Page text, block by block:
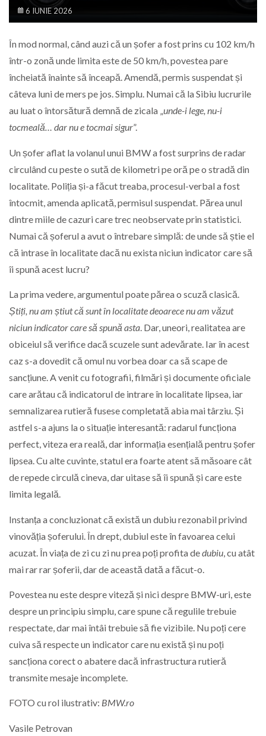
6 IUNIE 2026
În mod normal, când auzi că un șofer a fost prins cu 102 km/h
într-o zonă unde limita este de 50 km/h, povestea pare
încheiată înainte să înceapă. Amendă, permis suspendat și
câteva luni de mers pe jos. Simplu. Numai că la Sibiu lucrurile
au luat o întorsătură demnă de zicala „unde-i lege, nu-i
tocmeală… dar nu e tocmai sigur”.
Un șofer aflat la volanul unui BMW a fost surprins de radar
circulând cu peste o sută de kilometri pe oră pe o stradă din
localitate. Poliția și-a făcut treaba, procesul-verbal a fost
întocmit, amenda aplicată, permisul suspendat. Părea unul
dintre miile de cazuri care trec neobservate prin statistici.
Numai că șoferul a avut o întrebare simplă: de unde să știe el
că intrase în localitate dacă nu exista niciun indicator care să
îi spună acest lucru?
La prima vedere, argumentul poate părea o scuză clasică.
Știți, nu am știut că sunt în localitate deoarece nu am văzut
niciun indicator care să spună asta. Dar, uneori, realitatea are
obiceiul să verifice dacă scuzele sunt adevărate. Iar în acest
caz s-a dovedit că omul nu vorbea doar ca să scape de
sancțiune. A venit cu fotografii, filmări și documente oficiale
care arătau că indicatorul de intrare în localitate lipsea, iar
semnalizarea rutieră fusese completată abia mai târziu. Și
astfel s-a ajuns la o situație interesantă: radarul funcționa
perfect, viteza era reală, dar informația esențială pentru șofer
lipsea. Cu alte cuvinte, statul era foarte atent să măsoare cât
de repede circulă cineva, dar uitase să îi spună și care este
limita legală.
Instanța a concluzionat că există un dubiu rezonabil privind
vinovăția șoferului. În drept, dubiul este în favoarea celui
acuzat. În viața de zi cu zi nu prea poți profita dedubiu , cu atât
mai rar rar șoferii, dar de această dată a făcut-o.
Povestea nu este despre viteză și nici despre BMW-uri, este
despre un principiu simplu, care spune că regulile trebuie
respectate, dar mai întâi trebuie să fie vizibile. Nu poți cere
cuiva să respecte un indicator care nu există și nu poți
sancționa corect o abatere dacă infrastructura rutieră
transmite mesaje incomplete.
FOTO cu rol ilustrativ: BMW.ro
Vasile Petrovan